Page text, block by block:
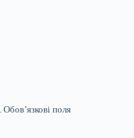
Обов’язкові поля